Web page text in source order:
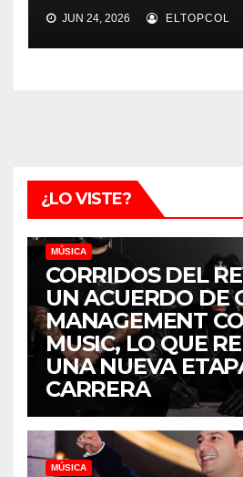
JUN 24, 2026 ELTOPCOL
¿LO VISTE?
MÚSICA
CORRIDOS DEL
UN ACUERDO DE
MANAGEMENT
MUSIC, LO QUE
UNA NUEVA
CARRERA
MÚSICA